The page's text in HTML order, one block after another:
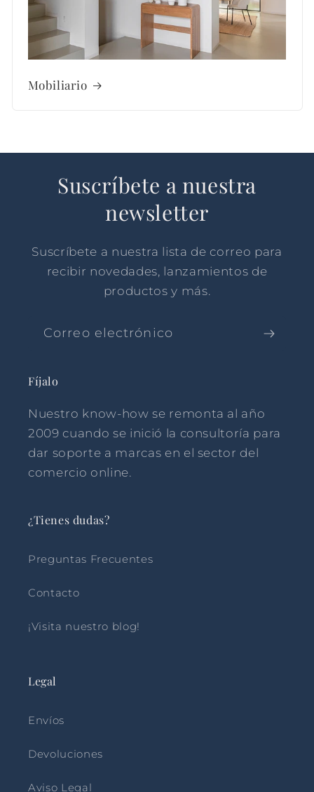
Mobiliario
Suscríbete a nuestra
newsletter
Suscríbete a nuestra lista de correo para
recibir novedades, lanzamientos de
productos y más.
Correo electrónico
Fíjalo
Nuestro know-how se remonta al año
2009 cuando se inició la consultoría para
dar soporte a marcas en el sector del
comercio online.
¿Tienes dudas?
Preguntas Frecuentes
Contacto
¡Visita nuestro blog!
Legal
Envíos
Devoluciones
Aviso Legal